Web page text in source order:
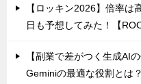
【ロッキン2026】倍率
日も予想してみた！【
【副業で差がつく生成AI
Geminiの最適な役割とは？